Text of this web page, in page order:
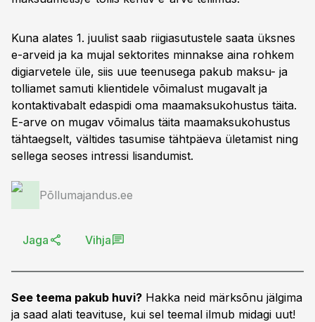
Kuna alates 1. juulist saab riigiasutustele saata üksnes
e-arveid ja ka mujal sektorites minnakse aina rohkem
digiarvetele üle, siis uue teenusega pakub maksu- ja
tolliamet samuti klientidele võimalust mugavalt ja
kontaktivabalt edaspidi oma maamaksukohustus täita.
E-arve on mugav võimalus täita maamaksukohustus
tähtaegselt, vältides tasumise tähtpäeva ületamist ning
sellega seoses intressi lisandumist.
Põllumajandus.ee
Jaga Vihja
See teema pakub huvi? Hakka neid märksõnu jälgima
ja saad alati teavituse, kui sel teemal ilmub midagi uut!